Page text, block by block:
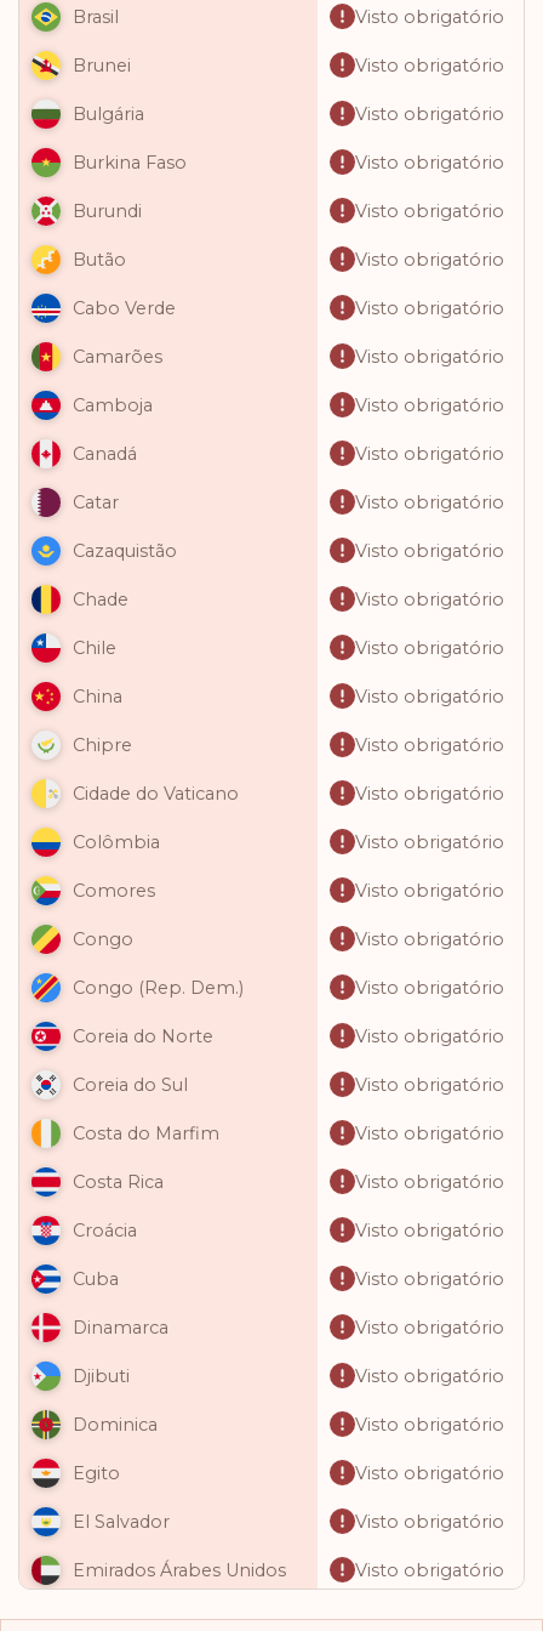
Brasil Visto obrigatório
Brunei Visto obrigatório
Bulgária Visto obrigatório
Burkina Faso Visto obrigatório
Burundi Visto obrigatório
Butão Visto obrigatório
Cabo Verde Visto obrigatório
Camarões Visto obrigatório
Camboja Visto obrigatório
Canadá Visto obrigatório
Catar Visto obrigatório
Cazaquistão Visto obrigatório
Chade Visto obrigatório
Chile Visto obrigatório
China Visto obrigatório
Chipre Visto obrigatório
Cidade do Vaticano Visto obrigatório
Colômbia Visto obrigatório
Comores Visto obrigatório
Congo Visto obrigatório
Congo (Rep. Dem.) Visto obrigatório
Coreia do Norte Visto obrigatório
Coreia do Sul Visto obrigatório
Costa do Marfim Visto obrigatório
Costa Rica Visto obrigatório
Croácia Visto obrigatório
Cuba Visto obrigatório
Dinamarca Visto obrigatório
Djibuti Visto obrigatório
Dominica Visto obrigatório
Egito Visto obrigatório
El Salvador Visto obrigatório
Emirados Árabes Unidos Visto obrigatório
Equador Visto obrigatório